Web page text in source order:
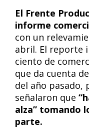
El Frente
informe
con un
abril. El reporte
ciento de
que da cuenta
del año pasado,
señalaron que
alza” tomando
parte.